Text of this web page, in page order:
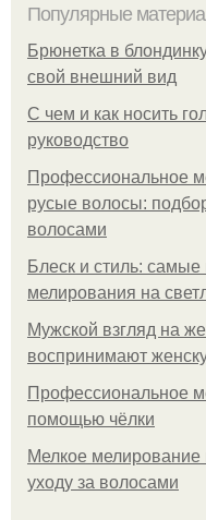
Популярные
Брюнетка в
свой внешний вид
С чем и как носить
руководство
Профессиональное
русые волосы:
волосами
Блеск и стиль:
мелирования на
Мужской взгляд на
воспринимают
Профессиональное
помощью чёлки
Мелкое мелирование
уходу за волосами